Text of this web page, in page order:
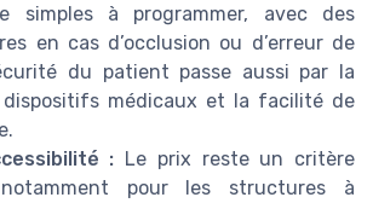
simples à programmer, avec des
en cas d’occlusion ou d’erreur de
du patient passe aussi par la
médicaux et la facilité de
: Le prix reste un critère
pour les structures à